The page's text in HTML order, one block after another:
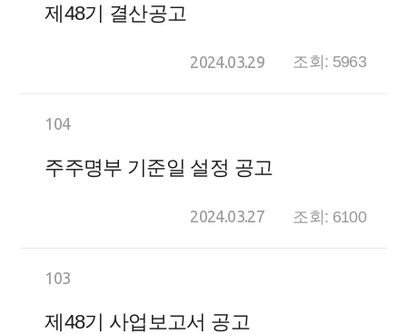
제48기 결산공고
2024.03.29 조회: 5963
104
주주명부 기준일 설정 공고
2024.03.27 조회: 6100
103
제48기 사업보고서 공고